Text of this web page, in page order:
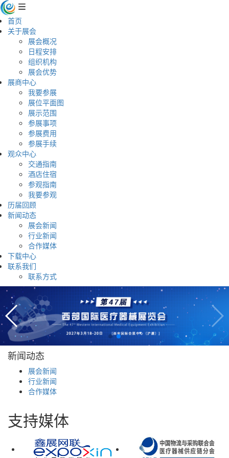
首页
关于展会
展会概况
日程安排
组织机构
展会优势
展商中心
我要参展
展位平面图
展示范围
参展事项
参展费用
参展手续
观众中心
交通指南
酒店住宿
参观指南
我要参观
历届回顾
新闻动态
展会新闻
行业新闻
合作媒体
下载中心
联系我们
联系方式
新闻动态
展会新闻
行业新闻
合作媒体
支持媒体